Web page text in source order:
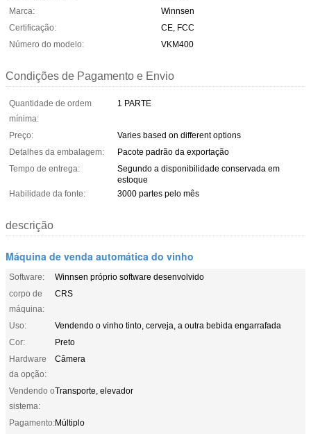
Marca:
Winnsen
Certificação:
CE, FCC
Número do modelo:
VKM400
Condições de Pagamento e Envio
Quantidade de ordem
mínima:
1 PARTE
Preço:
Varies based on different options
Detalhes da embalagem:
Pacote padrão da exportação
Tempo de entrega:
Segundo a disponibilidade conservada em
estoque
Habilidade da fonte:
3000 partes pelo mês
descrição
Máquina de venda automática do vinho
Software:
Winnsen próprio software desenvolvido
corpo de
máquina:
CRS
Uso:
Vendendo o vinho tinto, cerveja, a outra bebida engarrafada
Cor:
Preto
Hardware
da opção:
Câmera
Vendendo o
sistema:
Transporte, elevador
Pagamento:Múltiplo